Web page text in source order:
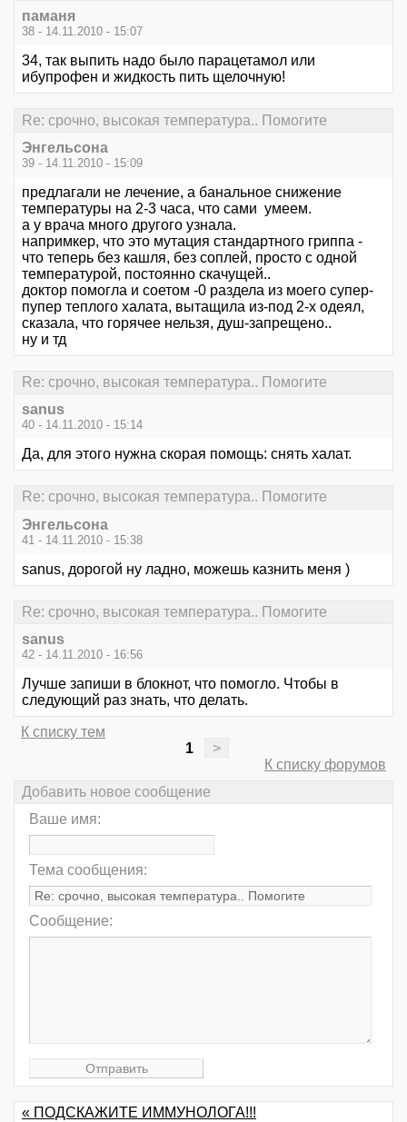
паманя
38 - 14.11.2010 - 15:07
34, так выпить надо было парацетамол или
ибупрофен и жидкость пить щелочную!
Re: срочно, высокая температура.. Помогите
Энгельсона
39 - 14.11.2010 - 15:09
предлагали не лечение, а банальное снижение
температуры на 2-3 часа, что сами умеем.
а у врача много другого узнала.
напримкер, что это мутация стандартного гриппа -
что теперь без кашля, без соплей, просто с одной
температурой, постоянно скачущей..
доктор помогла и соетом -0 раздела из моего супер-
пупер теплого халата, вытащила из-под 2-х одеял,
сказала, что горячее нельзя, душ-запрещено..
ну и тд
Re: срочно, высокая температура.. Помогите
sanus
40 - 14.11.2010 - 15:14
Да, для этого нужна скорая помощь: снять халат.
Re: срочно, высокая температура.. Помогите
Энгельсона
41 - 14.11.2010 - 15:38
sanus, дорогой ну ладно, можешь казнить меня )
Re: срочно, высокая температура.. Помогите
sanus
42 - 14.11.2010 - 16:56
Лучше запиши в блокнот, что помогло. Чтобы в
следующий раз знать, что делать.
К списку тем
1
>
К списку форумов
Добавить новое сообщение
Ваше имя:
Тема сообщения:
Сообщение:
« ПОДСКАЖИТЕ ИММУНОЛОГА!!!